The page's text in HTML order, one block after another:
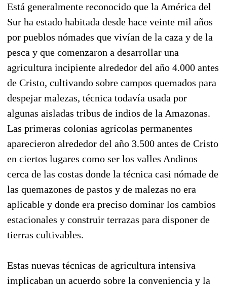
Está generalmente reconocido que la América del
Sur ha estado habitada desde hace veinte mil años
por pueblos nómades que vivían de la caza y de la
pesca y que comenzaron a desarrollar una
agricultura incipiente alrededor del año 4.000 antes
de Cristo, cultivando sobre campos quemados para
despejar malezas, técnica todavía usada por
algunas aisladas tribus de indios de la Amazonas.
Las primeras colonias agrícolas permanentes
aparecieron alrededor del año 3.500 antes de Cristo
en ciertos lugares como ser los valles Andinos
cerca de las costas donde la técnica casi nómade de
las quemazones de pastos y de malezas no era
aplicable y donde era preciso dominar los cambios
estacionales y construir terrazas para disponer de
tierras cultivables.
Estas nuevas técnicas de agricultura intensiva
implicaban un acuerdo sobre la conveniencia y la